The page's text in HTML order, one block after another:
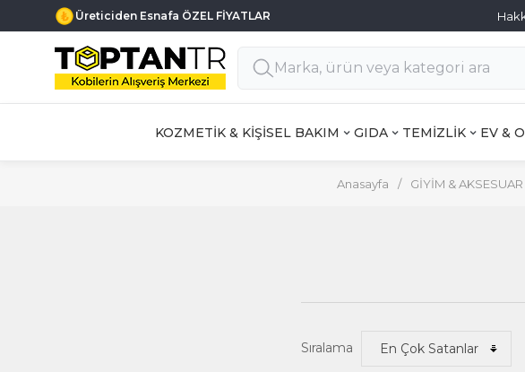
Üreticiden Esnafa ÖZEL FİYATLAR
KOZMETİK & KİŞİSEL BAKIM GIDA TEMİZLİK EV &
Anasayfa / GİYİM & AKSESUAR
Sıralama